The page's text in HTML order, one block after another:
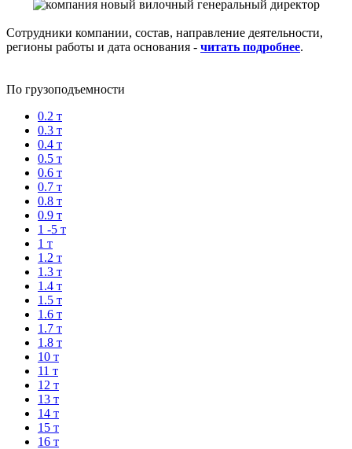
Сотрудники компании, состав, направление деятельности,
регионы работы и дата основания - читать подробнее.
По грузоподъемности
0.2 т
0.3 т
0.4 т
0.5 т
0.6 т
0.7 т
0.8 т
0.9 т
1 -5 т
1 т
1.2 т
1.3 т
1.4 т
1.5 т
1.6 т
1.7 т
1.8 т
10 т
11 т
12 т
13 т
14 т
15 т
16 т